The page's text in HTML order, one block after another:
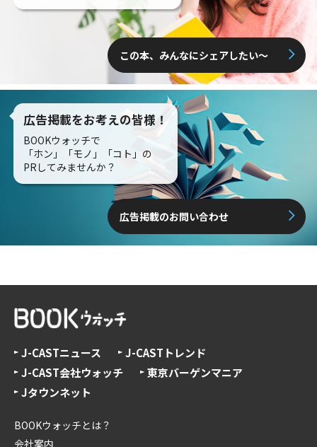
この本、みんなにシェアしたい〜
広告掲載をお考えの皆様！
BOOKウォッチで
「ホン」「モノ」「コト」の
PRしてみませんか？
広告掲載のお問い合わせ
J-CASTニュース
J-CASTトレンド
J-CAST会社ウォッチ
東京バーゲンマニア
Jタウンネット
BOOKウォッチとは？
会社案内